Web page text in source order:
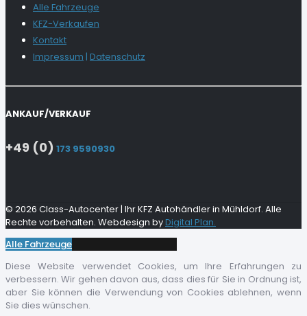
Alle Fahrzeuge
KFZ-Verkaufen
Kontakt
Impressum | Datenschutz
ANKAUF/VERKAUF
+49 (0) 173 9590930
© 2026 Class-Autocenter | Ihr KFZ Autohändler in Mühldorf. Alle
Rechte vorbehalten. Webdesign byDigital Plan.
Alle Fahrzeuge
Diese Website verwendet Cookies, um Ihre Erfahrungen zu
verbessern. Wir gehen davon aus, dass dies für Sie in Ordnung ist,
aber Sie können die Verwendung von Cookies ablehnen, wenn
Sie dies wünschen.